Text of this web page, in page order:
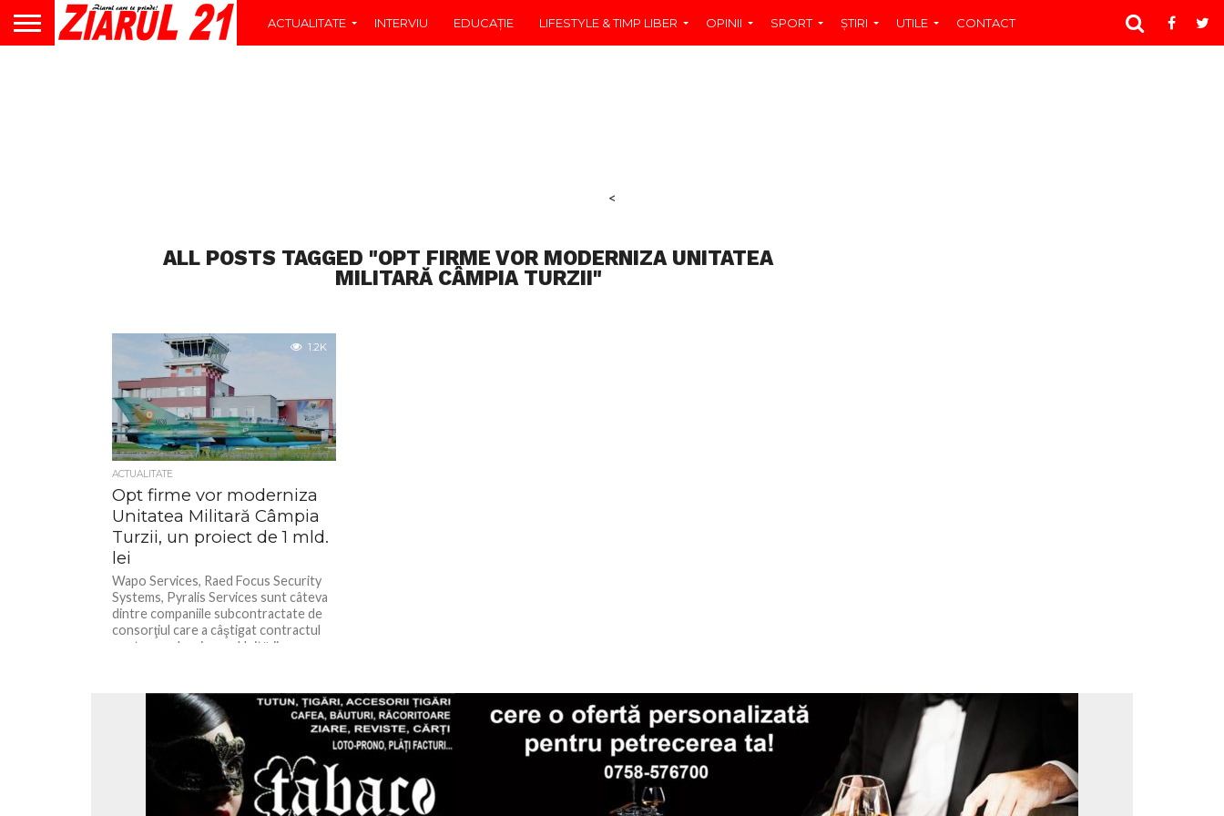
ACTUALITATE INTERVIU EDUCAŢIE LIFESTYLE & TIMP LIBER OPINII SPORT ŞTIRI UTILE CONTACT
<
ALL POSTS TAGGED "OPT FIRME VOR MODERNIZA UNITATEA
MILITARĂ CÂMPIA TURZII"
1.2K
ACTUALITATE
Opt firme vor moderniza
Unitatea Militară Câmpia
Turzii, un proiect de 1 mld.
lei
Wapo Services, Raed Focus Security
Systems, Pyralis Services sunt câteva
dintre companiile sub­con­trac­tate de
consorţiul care a câştigat contractul
pentru mo­dernizarea Unităţii...